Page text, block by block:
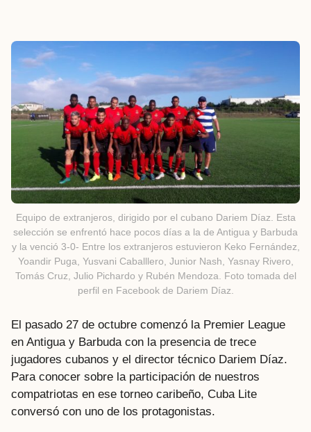
Equipo de extranjeros, dirigido por el cubano Dariem Díaz. Esta
selección se enfrentó hace pocos días a la de Antigua y Barbuda
y la venció 3-0- Entre los extranjeros estuvieron Keko Fernández,
Yoandir Puga, Yusvani Caballlero, Junior Nash, Yasnay Rivero,
Tomás Cruz, Julio Pichardo y Rubén Mendoza. Foto tomada del
perfil en Facebook de Dariem Díaz.
El pasado 27 de octubre comenzó la Premier League
en Antigua y Barbuda con la presencia de trece
jugadores cubanos y el director técnico Dariem Díaz.
Para conocer sobre la participación de nuestros
compatriotas en ese torneo caribeño, Cuba Lite
conversó con uno de los protagonistas.